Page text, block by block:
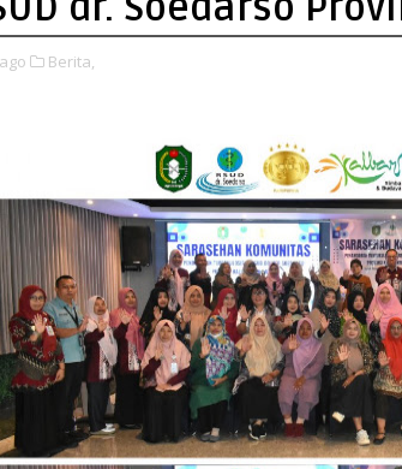
Berita,